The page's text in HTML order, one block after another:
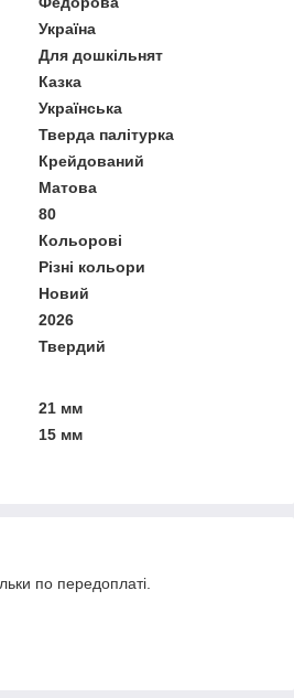
Україна
Для дошкільнят
Казка
Українська
Тверда палітурка
Крейдований
Матова
80
Кольорові
Різні кольори
Новий
2026
Твердий
21 мм
15 мм
по передоплаті.